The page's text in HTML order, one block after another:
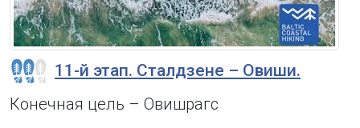
11-й этап. Сталдзене – Овиши.
Конечная цель – Овишрагс